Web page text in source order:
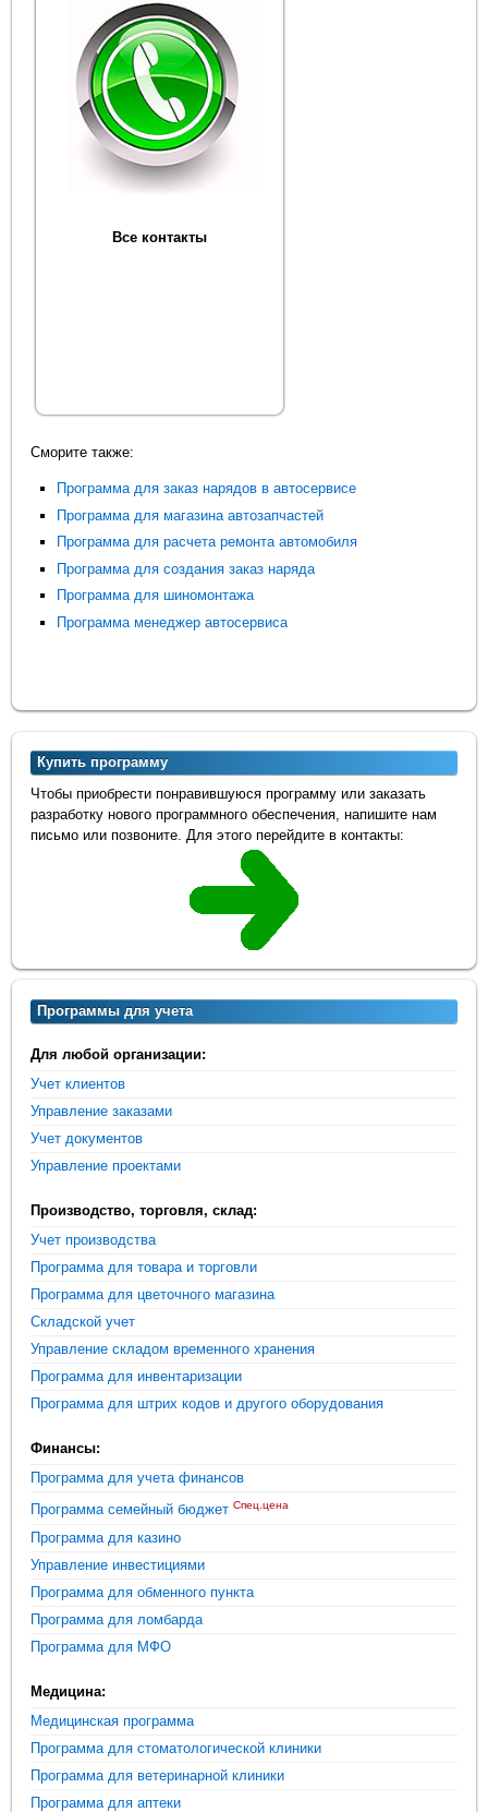
Все контакты
Сморите также:
Программа для заказ нарядов в автосервисе
Программа для магазина автозапчастей
Программа для расчета ремонта автомобиля
Программа для создания заказ наряда
Программа для шиномонтажа
Программа менеджер автосервиса
Купить программу
Чтобы приобрести понравившуюся программу или заказать
разработку нового программного обеспечения, напишите нам
письмо или позвоните. Для этого перейдите в контакты:
Программы для учета
Для любой организации:
Учет клиентов
Управление заказами
Учет документов
Управление проектами
Производство, торговля, склад:
Учет производства
Программа для товара и торговли
Программа для цветочного магазина
Складской учет
Управление складом временного хранения
Программа для инвентаризации
Программа для штрих кодов и другого оборудования
Финансы:
Программа для учета финансов
Программа семейный бюджет Спец.цена
Программа для казино
Управление инвестициями
Программа для обменного пункта
Программа для ломбарда
Программа для МФО
Медицина:
Медицинская программа
Программа для стоматологической клиники
Программа для ветеринарной клиники
Программа для аптеки